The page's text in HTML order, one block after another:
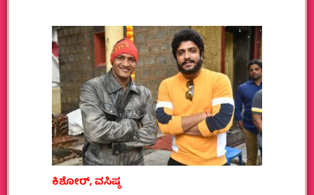
ಕಿಶೋರ್‌, ವಸಿಷ್ಠ